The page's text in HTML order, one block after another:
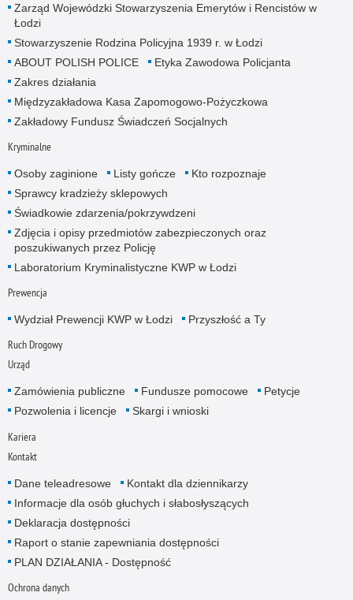
Zarząd Wojewódzki Stowarzyszenia Emerytów i Rencistów w
Łodzi
Stowarzyszenie Rodzina Policyjna 1939 r. w Łodzi
ABOUT POLISH POLICE
Etyka Zawodowa Policjanta
Zakres działania
Międzyzakładowa Kasa Zapomogowo-Pożyczkowa
Zakładowy Fundusz Świadczeń Socjalnych
Kryminalne
Osoby zaginione Listy gończe
Kto rozpoznaje
Sprawcy kradzieży sklepowych
Świadkowie zdarzenia/pokrzywdzeni
Zdjęcia i opisy przedmiotów zabezpieczonych oraz
poszukiwanych przez Policję
Laboratorium Kryminalistyczne KWP w Łodzi
Prewencja
Wydział Prewencji KWP w Łodzi Przyszłość a Ty
Ruch Drogowy
Urząd
Zamówienia publiczne Fundusze pomocowe
Petycje
Pozwolenia i licencje
Skargi i wnioski
Kariera
Kontakt
Dane teleadresowe
Kontakt dla dziennikarzy
Informacje dla osób głuchych i słabosłyszących
Deklaracja dostępności
Raport o stanie zapewniania dostępności
PLAN DZIAŁANIA - Dostępność
Ochrona danych